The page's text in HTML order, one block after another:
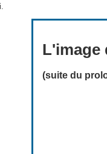
L'image
(suite du